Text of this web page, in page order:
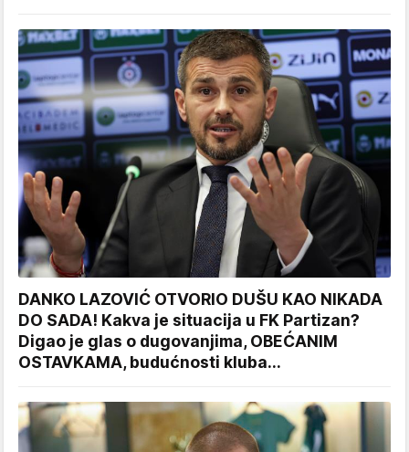
DANKO LAZOVIĆ OTVORIO DUŠU KAO NIKADA
DO SADA! Kakva je situacija u FK Partizan?
Digao je glas o dugovanjima, OBEĆANIM
OSTAVKAMA, budućnosti kluba...